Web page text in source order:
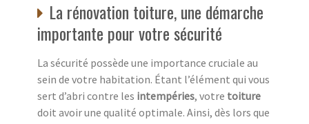
La rénovation toiture, une démarche
importante pour votre sécurité
La sécurité possède une importance cruciale au
sein de votre habitation. Étant l’élément qui vous
sert d’abri contre les intempéries, votre toiture
doit avoir une qualité optimale. Ainsi, dès lors que